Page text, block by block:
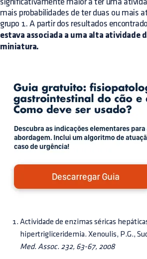
significativamente maior a ter uma
mais probabilidades de ter duas ou mais
grupo 1. A partir dos resultados
estava associada a uma alta atividade
miniatura.
Actividade de enzimas séricas
hipertrigliceridemia. Xenoulis, P.G.,
Med. Assoc. 232, 63-67, 2008